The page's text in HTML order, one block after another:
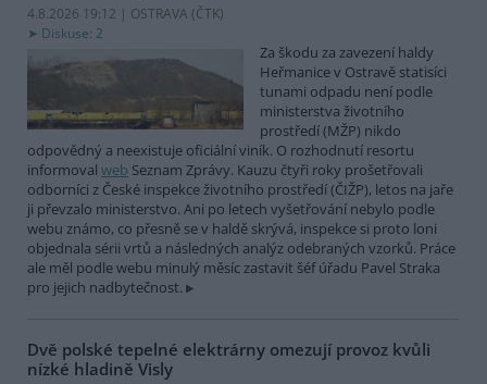
4.8.2026 19:12 | OSTRAVA (ČTK)
Diskuse: 2
Za škodu za zavezení haldy
Heřmanice v Ostravě statisíci
tunami odpadu není podle
ministerstva životního
prostředí (MŽP) nikdo
odpovědný a neexistuje oficiální viník. O rozhodnutí resortu
informoval web Seznam Zprávy. Kauzu čtyři roky prošetřovali
odborníci z České inspekce životního prostředí (ČIŽP), letos na jaře
ji převzalo ministerstvo. Ani po letech vyšetřování nebylo podle
webu známo, co přesně se v haldě skrývá, inspekce si proto loni
objednala sérii vrtů a následných analýz odebraných vzorků. Práce
ale měl podle webu minulý měsíc zastavit šéf úřadu Pavel Straka
pro jejich nadbytečnost.
Dvě polské tepelné elektrárny omezují provoz kvůli
nízké hladině Visly